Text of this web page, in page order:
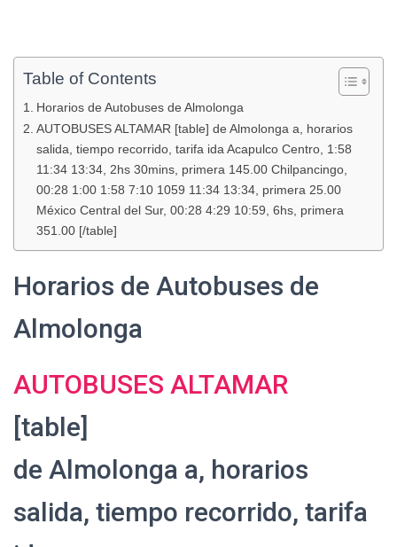
Table of Contents
Horarios de Autobuses de Almolonga
AUTOBUSES ALTAMAR [table] de Almolonga a, horarios
salida, tiempo recorrido, tarifa ida Acapulco Centro, 1:58
11:34 13:34, 2hs 30mins, primera 145.00 Chilpancingo,
00:28 1:00 1:58 7:10 1059 11:34 13:34, primera 25.00
México Central del Sur, 00:28 4:29 10:59, 6hs, primera
351.00 [/table]
Horarios de Autobuses de
Almolonga
AUTOBUSES ALTAMAR
[table]
de Almolonga a, horarios
salida, tiempo recorrido, tarifa